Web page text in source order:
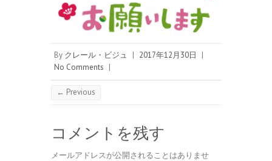
By クレール・ビジュ | 2017年12月30日
|
No Comments |
← Previous
コメントを残す
メールアドレスが公開されることはありませ